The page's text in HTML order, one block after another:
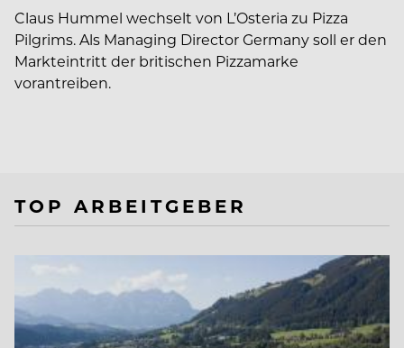
Claus Hummel wechselt von L’Osteria zu Pizza
Pilgrims. Als Managing Director Germany soll er den
Markteintritt der britischen Pizzamarke
vorantreiben.
TOP ARBEITGEBER